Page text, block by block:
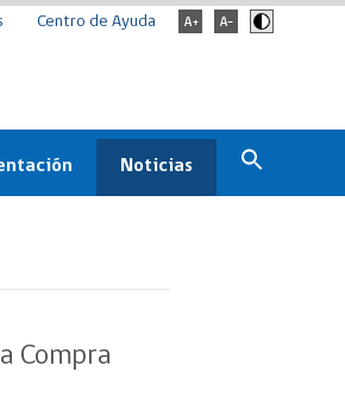
Centro de Ayuda
Noticias
Archivo de noticias
Boletines
ChileCompra
Compra